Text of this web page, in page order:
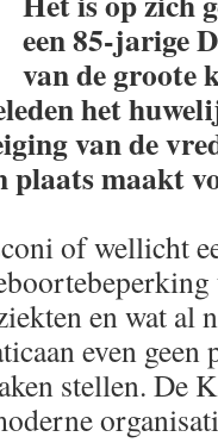
een 85-jarige
van de groote
het
van de
plaats maakt
of wellicht
en wat al
even
stellen. De